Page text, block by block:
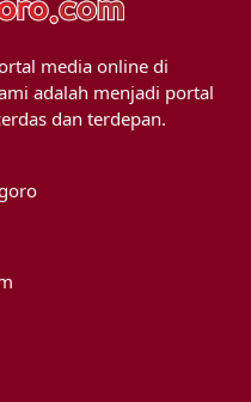
media online di
adalah menjadi portal
dan terdepan.